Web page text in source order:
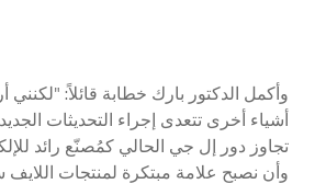
وأكمل الدكتور بارك خطابة قائلاً:
أشياء أخرى تتعدى إجراء التحديثات
تجاوز دور إل جي الحالي كمُصنّع رائد
وأن نصبح علامة مبتكرة لمنتجات اللايف